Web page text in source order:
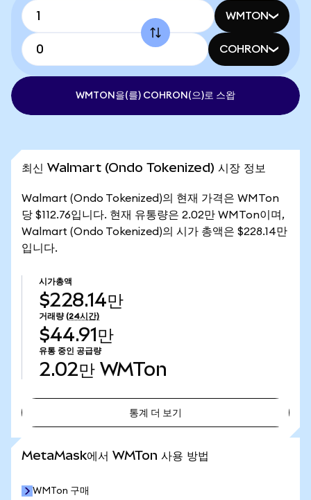
WMTON
COHRON
WMTON을(를) COHRON(으)로 스왑
최신 Walmart (Ondo Tokenized) 시장 정보
Walmart (Ondo Tokenized)의 현재 가격은 WMTon
당 $112.76입니다. 현재 유통량은 2.02만 WMTon이며,
Walmart (Ondo Tokenized)의 시가 총액은 $228.14만
입니다.
시가총액
$228.14만
거래량 (24시간)
$44.91만
유통 중인 공급량
2.02만 WMTon
통계 더 보기
MetaMask에서 WMTon 사용 방법
WMTon 구매